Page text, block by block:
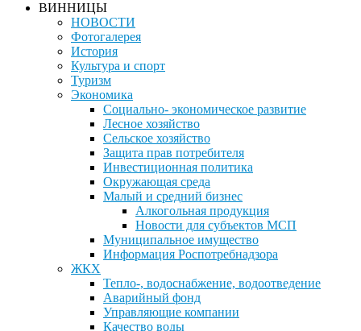
ВИННИЦЫ
НОВОСТИ
Фотогалерея
История
Культура и спорт
Туризм
Экономика
Социально- экономическое развитие
Лесное хозяйство
Сельское хозяйство
Защита прав потребителя
Инвестиционная политика
Окружающая среда
Малый и средний бизнес
Алкогольная продукция
Новости для субъектов МСП
Муниципальное имущество
Информация Роспотребнадзора
ЖКХ
Тепло-, водоснабжение, водоотведение
Аварийный фонд
Управляющие компании
Качество воды